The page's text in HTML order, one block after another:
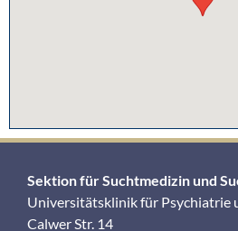
Sektion für Suchtmedizin und
Universitätsklinik für Psychiatrie
Calwer Str. 14